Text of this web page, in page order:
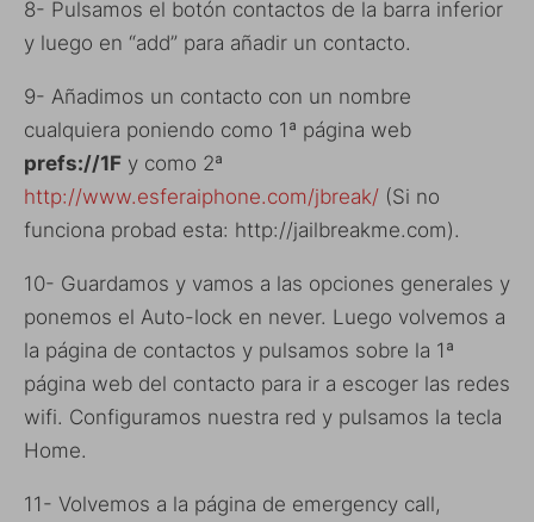
8- Pulsamos el botón contactos de la barra inferior
y luego en “add” para añadir un contacto.
9- Añadimos un contacto con un nombre
cualquiera poniendo como 1ª página web
prefs://1F y como 2ª
http://www.esferaiphone.com/jbreak/ (Si no
funciona probad esta: http://jailbreakme.com).
10- Guardamos y vamos a las opciones generales y
ponemos el Auto-lock en never. Luego volvemos a
la página de contactos y pulsamos sobre la 1ª
página web del contacto para ir a escoger las redes
wifi. Configuramos nuestra red y pulsamos la tecla
Home.
11- Volvemos a la página de emergency call,